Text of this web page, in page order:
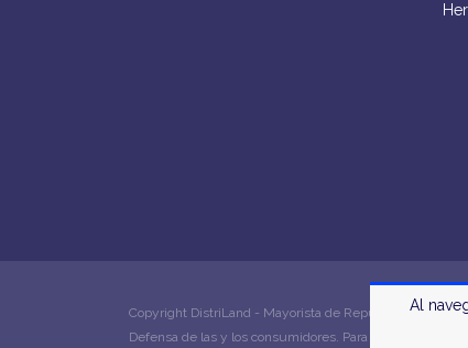
Al
Copyright DistriLand - Mayorista de Repuestos y
Defensa de las y los consumidores. Para reclamos